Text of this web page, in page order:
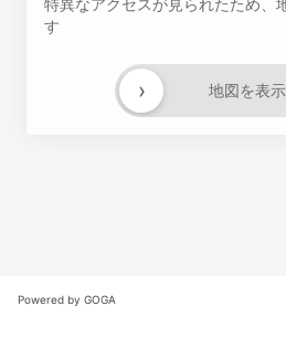
特異なアクセスが見られたため、
す
地図を表示
›
Powered by GOGA